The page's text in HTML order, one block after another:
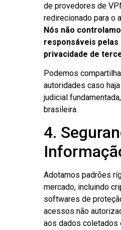
de provedores de
redirecionado para o
Nós não
responsáveis pelas
privacidade de
Podemos
autoridades caso
judicial
brasileira.
4.
Adotamos padrões
mercado, incluindo
softwares de
acessos não
aos dados coletados